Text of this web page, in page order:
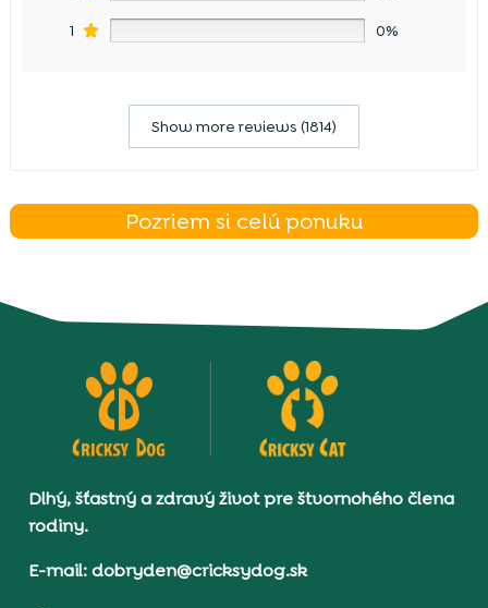
1 0%
Show more reviews (1814)
Pozriem si celú ponuku
Dlhý, šťastný a zdravý život pre štvornohého člena
rodiny.
E-mail: dobryden@cricksydog.sk